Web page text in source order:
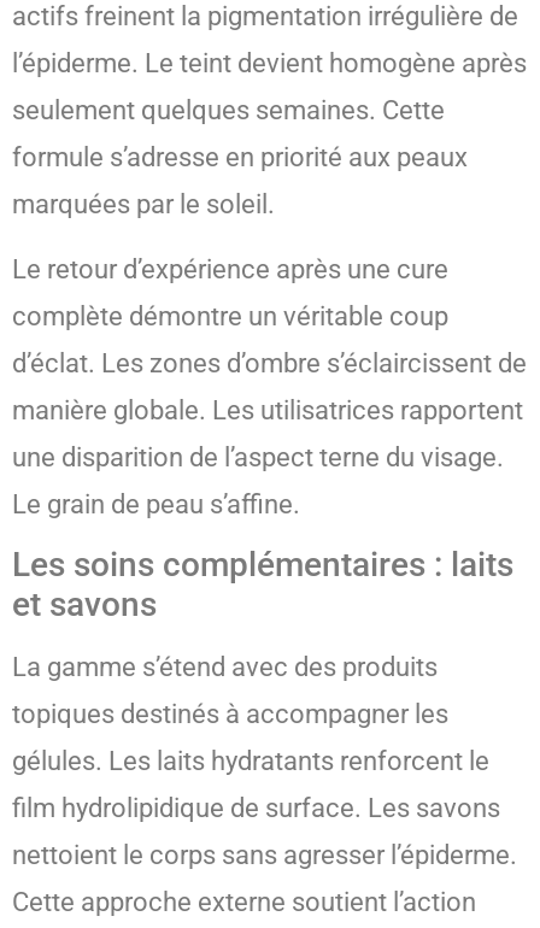
actifs freinent la pigmentation irrégulière de
l’épiderme. Le teint devient homogène après
seulement quelques semaines. Cette
formule s’adresse en priorité aux peaux
marquées par le soleil.
Le retour d’expérience après une cure
complète démontre un véritable coup
d’éclat. Les zones d’ombre s’éclaircissent de
manière globale. Les utilisatrices rapportent
une disparition de l’aspect terne du visage.
Le grain de peau s’affine.
Les soins complémentaires : laits
et savons
La gamme s’étend avec des produits
topiques destinés à accompagner les
gélules. Les laits hydratants renforcent le
film hydrolipidique de surface. Les savons
nettoient le corps sans agresser l’épiderme.
Cette approche externe soutient l’action